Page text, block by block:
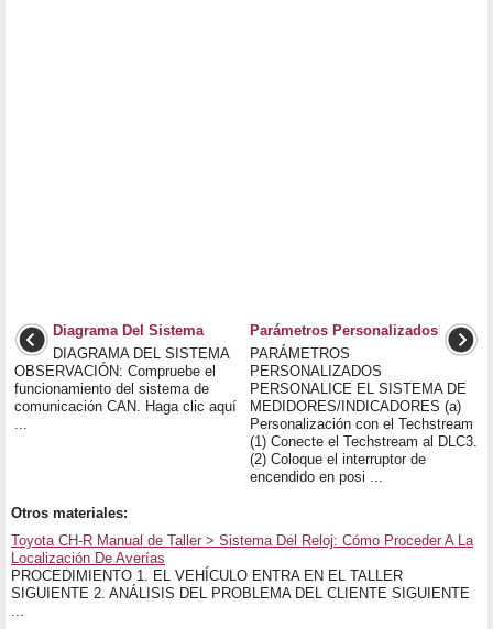
Diagrama Del Sistema
DIAGRAMA DEL SISTEMA
OBSERVACIÓN: Compruebe el
funcionamiento del sistema de
comunicación CAN. Haga clic aquí
...
Parámetros Personalizados
PARÁMETROS
PERSONALIZADOS
PERSONALICE EL SISTEMA DE
MEDIDORES/INDICADORES (a)
Personalización con el Techstream
(1) Conecte el Techstream al DLC3.
(2) Coloque el interruptor de
encendido en posi ...
Otros materiales:
Toyota CH-R Manual de Taller > Sistema Del Reloj: Cómo Proceder A La
Localización De Averías
PROCEDIMIENTO 1. EL VEHÍCULO ENTRA EN EL TALLER
SIGUIENTE 2. ANÁLISIS DEL PROBLEMA DEL CLIENTE SIGUIENTE
...